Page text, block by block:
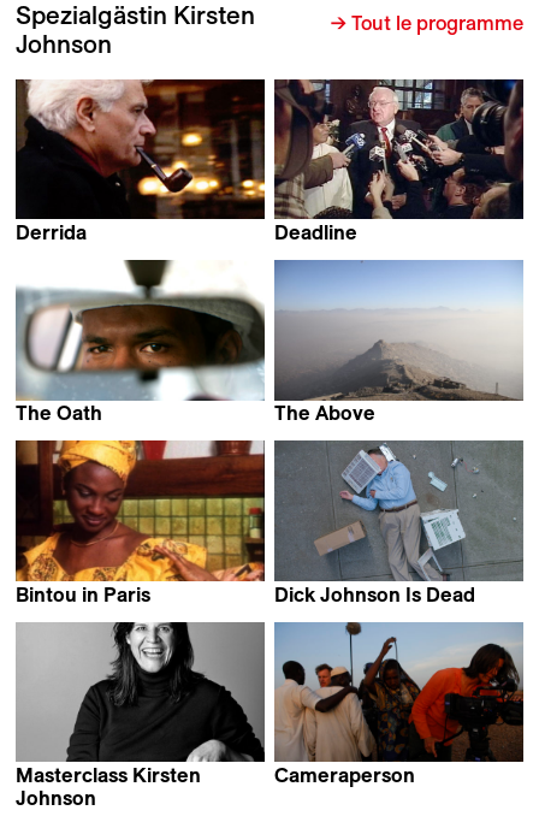
Spezialgästin Kirsten
Johnson
→ Tout le programme
Derrida
Deadline
The Oath
The Above
Bintou in Paris
Dick Johnson Is Dead
Masterclass Kirsten
Johnson
Cameraperson